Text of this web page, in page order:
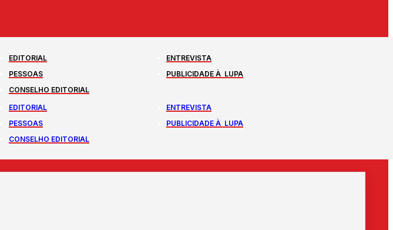
EDITORIAL
ENTREVISTA
PESSOAS
PUBLICIDADE À LUPA
CONSELHO EDITORIAL
EDITORIAL
ENTREVISTA
PESSOAS
PUBLICIDADE À LUPA
CONSELHO EDITORIAL